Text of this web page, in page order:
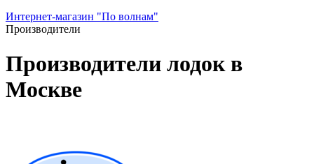
Интернет-магазин "По волнам"
Производители
Производители лодок в
Москве